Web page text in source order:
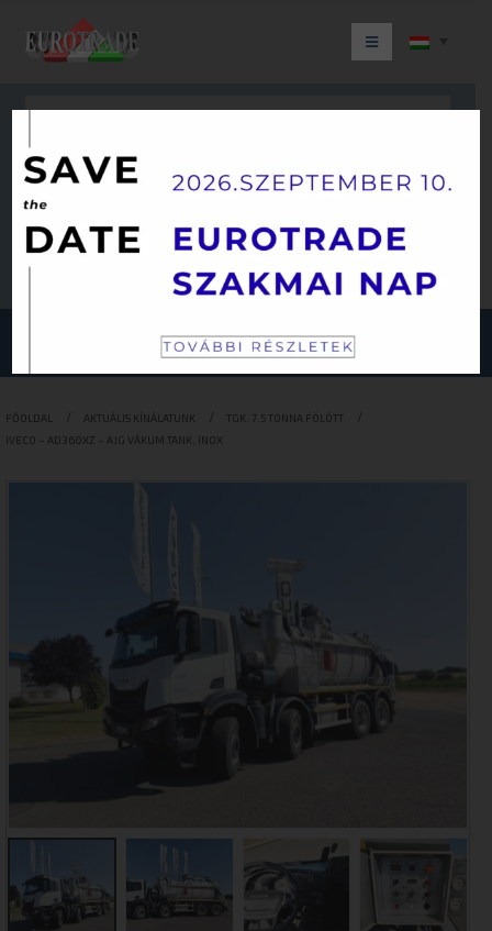
Keresés
JÁRMŰKATEGÓRIÁINK
FŐOLDAL AKTUÁLIS KÍNÁLATUNK
TGK. 7.5 TONNA FÖLÖTT
IVECO – AD360XZ – AJG VÁKUM TANK, INOX